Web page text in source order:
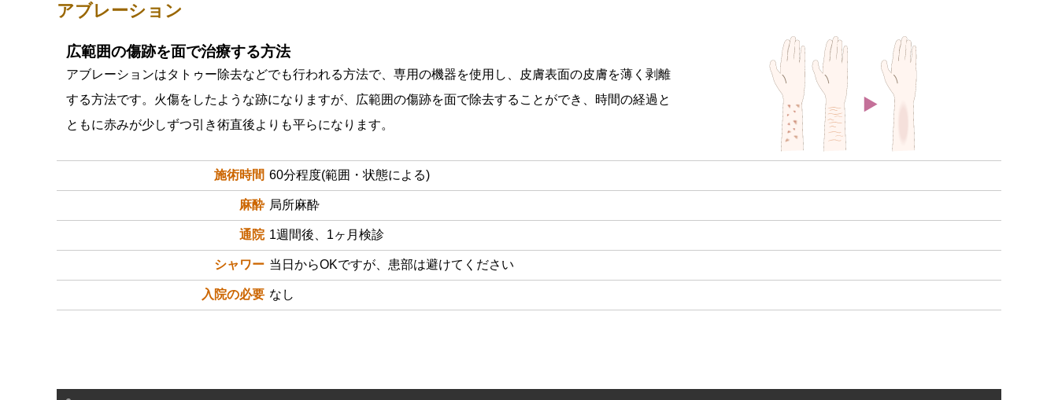
アブレーション
広範囲の傷跡を面で治療する方法
アブレーションはタトゥー除去などでも行われる方法で、専用の機器を使用し、皮膚表面の皮膚を薄く剥離
する方法です。火傷をしたような跡になりますが、広範囲の傷跡を面で除去することができ、時間の経過と
ともに赤みが少しずつ引き術直後よりも平らになります。
施術時間 60分程度(範囲・状態による)
麻酔 局所麻酔
通院 1週間後、1ヶ月検診
シャワー 当日からOKですが、患部は避けてください
入院の必要 なし